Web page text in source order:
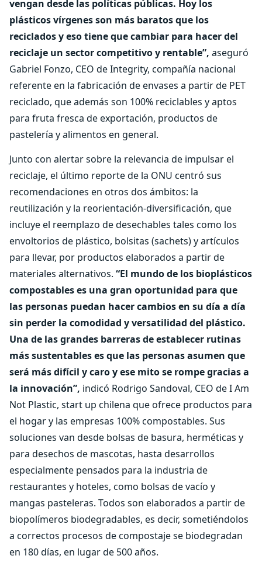
vengan desde las políticas públicas. Hoy los
plásticos vírgenes son más baratos que los
reciclados y eso tiene que cambiar para hacer del
reciclaje un sector competitivo y rentable”, aseguró
Gabriel Fonzo, CEO de Integrity, compañía nacional
referente en la fabricación de envases a partir de PET
reciclado, que además son 100% reciclables y aptos
para fruta fresca de exportación, productos de
pastelería y alimentos en general.
Junto con alertar sobre la relevancia de impulsar el
reciclaje, el último reporte de la ONU centró sus
recomendaciones en otros dos ámbitos: la
reutilización y la reorientación-diversificación, que
incluye el reemplazo de desechables tales como los
envoltorios de plástico, bolsitas (sachets) y artículos
para llevar, por productos elaborados a partir de
materiales alternativos. “El mundo de los bioplásticos
compostables es una gran oportunidad para que
las personas puedan hacer cambios en su día a día
sin perder la comodidad y versatilidad del plástico.
Una de las grandes barreras de establecer rutinas
más sustentables es que las personas asumen que
será más difícil y caro y ese mito se rompe gracias a
la innovación”, indicó Rodrigo Sandoval, CEO de I Am
Not Plastic, start up chilena que ofrece productos para
el hogar y las empresas 100% compostables. Sus
soluciones van desde bolsas de basura, herméticas y
para desechos de mascotas, hasta desarrollos
especialmente pensados para la industria de
restaurantes y hoteles, como bolsas de vacío y
mangas pasteleras. Todos son elaborados a partir de
biopolímeros biodegradables, es decir, sometiéndolos
a correctos procesos de compostaje se biodegradan
en 180 días, en lugar de 500 años.